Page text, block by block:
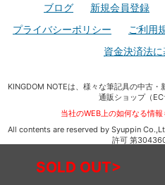
SOLD OUT>
ブログ
新規会員登録
プライバシーポリシー
ご利用
資金決済法
KINGDOM NOTEは、様々な筆記具の中古
通販ショップ（EC
当社のWEB上の如何なる情報
All contents are reserved by Syuppin
許可 第